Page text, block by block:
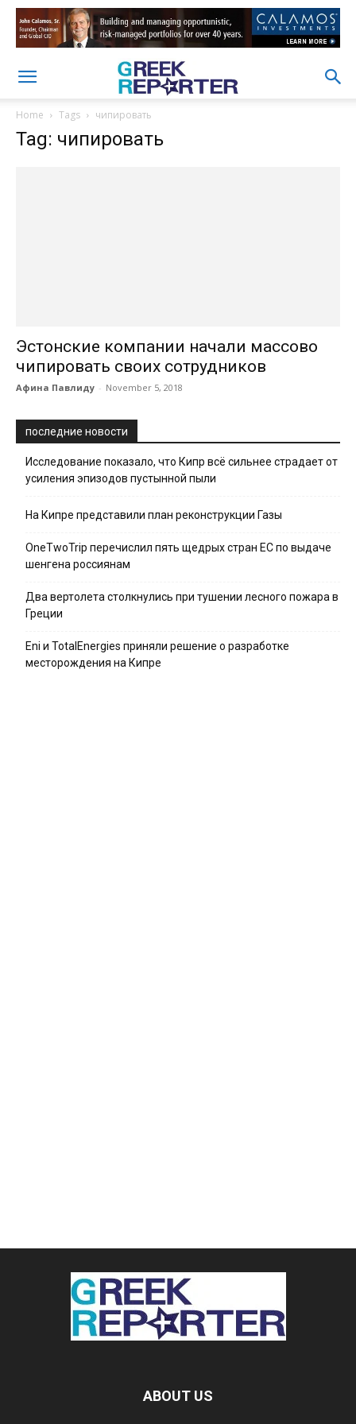
Home Tags чипировать
Tag: чипировать
Эстонские компании начали массово
чипировать своих сотрудников
Афина Павлиду - November 5, 2018
последние новости
Исследование показало, что Кипр всё сильнее страдает от
усиления эпизодов пустынной пыли
На Кипре представили план реконструкции Газы
OneTwoTrip перечислил пять щедрых стран ЕС по выдаче
шенгена россиянам
Два вертолета столкнулись при тушении лесного пожара в
Греции
Eni и TotalEnergies приняли решение о разработке
месторождения на Кипре
ABOUT US